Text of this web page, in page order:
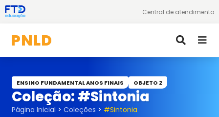
Central de atendimento
PNLD
Ensino Fundamental
Ensino Médio
ENSINO FUNDAMENTAL ANOS FINAIS OBJETO 2
Coleção: #Sintonia
Página Inicial > Coleções > #Sintonia